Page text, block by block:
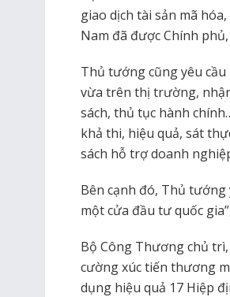
giao dịch tài sản mã
Nam đã được Chính
Thủ tướng cũng yêu
vừa trên thị trường,
sách, thủ tục hành
khả thi, hiệu quả, sát
sách hỗ trợ doanh
Bên cạnh đó, Thủ
một cửa đầu tư quốc
Bộ Công Thương chủ
cường xúc tiến thương
dụng hiệu quả 17 Hiệp